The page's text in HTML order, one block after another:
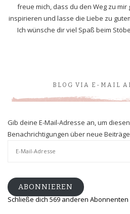
freue mich, dass du den Weg zu
inspirieren und lasse die Liebe zu
Ich wünsche dir viel Spaß beim
BLOG VIA E-MAIL
Gib deine E-Mail-Adresse an, um
Benachrichtigungen über neue
ABONNIEREN
Schließe dich 569 anderen Abonnenten